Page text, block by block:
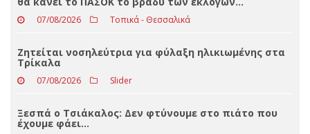
ΤΕΛΕΥΤΑΊΑ ΝΈΑ
Γ. Σακελλαρίου: Μπορεί κάποιος να συμπεράνει τι
θα κάνει το ΠΑΣΟΚ το βράδυ των εκλογών…
07/08/2026 Τοπικά - Θεσσαλικά
Ζητείται νοσηλεύτρια για φύλαξη ηλικιωμένης στα
Τρίκαλα